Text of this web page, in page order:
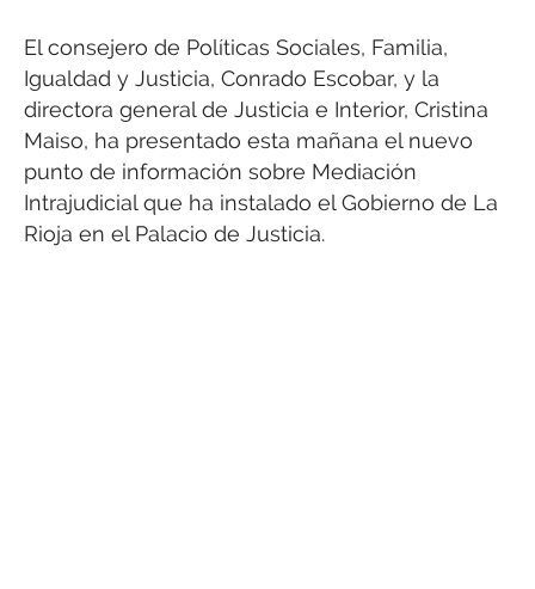
El consejero de Políticas Sociales, Familia,
Igualdad y Justicia, Conrado Escobar, y la
directora general de Justicia e Interior, Cristina
Maiso, ha presentado esta mañana el nuevo
punto de información sobre Mediación
Intrajudicial que ha instalado el Gobierno de La
Rioja en el Palacio de Justicia.